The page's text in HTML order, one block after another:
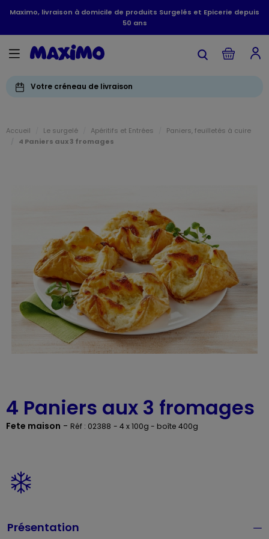
Maximo, livraison à domicile de produits Surgelés et Epicerie depuis
50 ans
Votre créneau de livraison
Accueil Le surgelé Apéritifs et Entrées
Paniers, feuilletés à cuire
4 Paniers aux 3 fromages
4 Paniers aux 3 fromages
Fete maison - Réf : 02388 - 4 x 100g - boîte 400g
Présentation